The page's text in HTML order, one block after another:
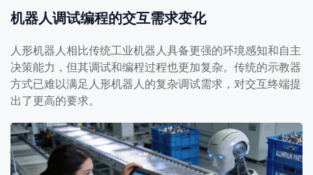
机器人调试编程的交互需求变化
人形机器人相比传统工业机器人具备更强的环境感知和自主
决策能力，但其调试和编程过程也更加复杂。传统的示教器
方式已难以满足人形机器人的复杂调试需求，对交互终端提
出了更高的要求。